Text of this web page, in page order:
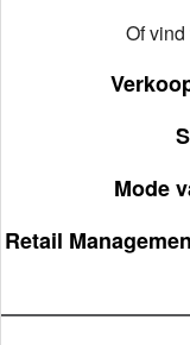
Of
Mode
Retail